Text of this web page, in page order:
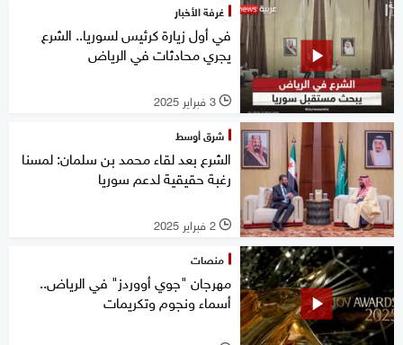
غرفة الأخبار
في أول زيارة كرئيس لسوريا.. الشرع
يجري محادثات في الرياض
l 3 فبراير 2025
شرق أوسط
الشرع بعد لقاء محمد بن سلمان: لمسنا
رغبة حقيقية لدعم سوريا
l 2 فبراير 2025
منصات
مهرجان "جوي أووردز" في الرياض..
أسماء ونجوم وتكريمات